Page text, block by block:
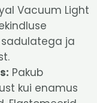
Vacuum Light
ja
Pakub
kui enamus